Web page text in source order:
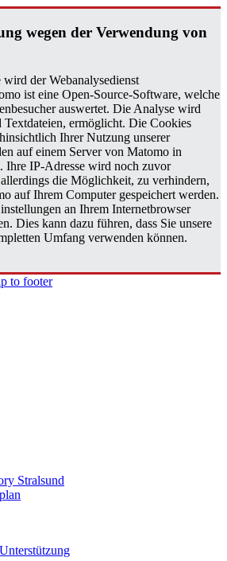
wegen der Ver­wen­dung von
der Webanalysedienst
ist eine Open-Source-Software, welche
auswertet. Die Analyse wird
Textdateien, ermöglicht. Die Cookies
Ihrer Nutzung unserer
auf einem Server von Matomo in
Ihre IP-Adresse wird noch zuvor
die Möglichkeit, zu verhindern,
auf Ihrem Computer gespeichert werden.
an Ihrem Internetbrowser
Dies kann dazu führen, dass Sie unsere
Umfang verwenden können.
to footer
Stralsund